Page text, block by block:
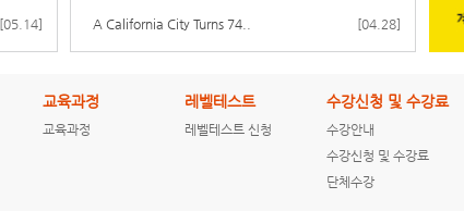
CNN Students
News 2016-01-21
[05.14] A California City Turns 74.. [04.28]
교육과정
교육과정
레벨테스트
레벨테스트 신청
수강신청 및 수강료
수강안내
수강신청 및 수강료
단체수강